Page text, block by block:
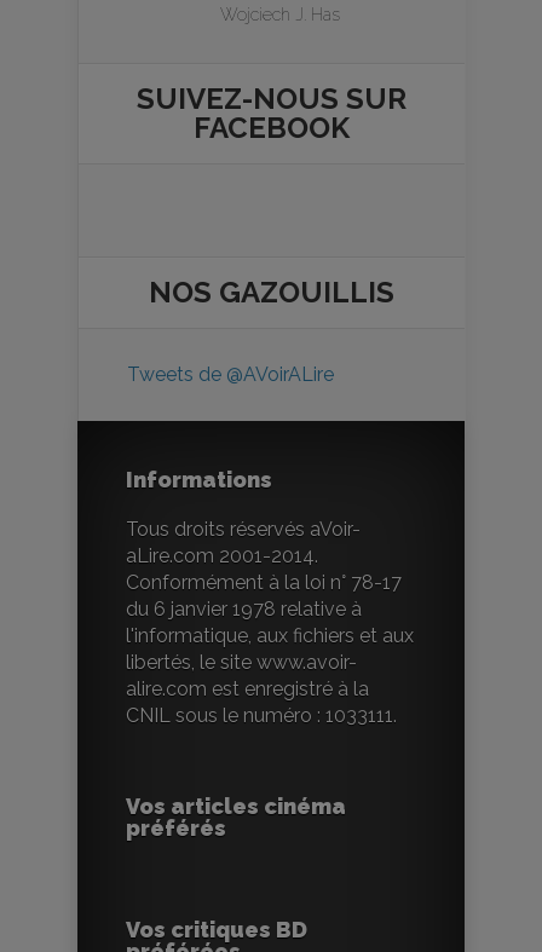
Wojciech J. Has
SUIVEZ-NOUS SUR
FACEBOOK
NOS GAZOUILLIS
Tweets de @AVoirALire
Informations
Tous droits réservés aVoir-
aLire.com 2001-2014.
Conformément à la loi n° 78-17
du 6 janvier 1978 relative à
l'informatique, aux fichiers et aux
libertés, le site www.avoir-
alire.com est enregistré à la
CNIL sous le numéro : 1033111.
Vos articles cinéma
préférés
Vos critiques BD